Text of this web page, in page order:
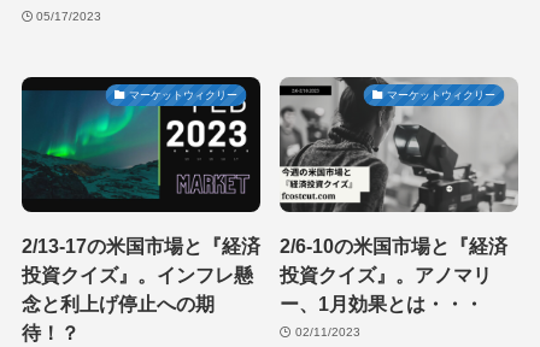
05/17/2023
マーケットウィクリー
2/13-17の米国市場と『経済
投資クイズ』。インフレ懸
念と利上げ停止への期
待！？
マーケットウィクリー
2/6-10の米国市場と『経済
投資クイズ』。アノマリ
ー、1月効果とは・・・
02/11/2023